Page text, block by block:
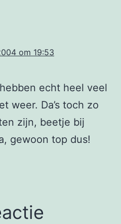
om 19:53
echt heel veel
weer. Da’s toch zo
zijn, beetje bij
gewoon top dus!